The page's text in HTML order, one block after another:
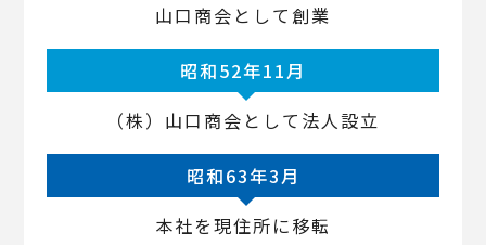
山口商会として創業
昭和52年11月
（株）山口商会として法人設立
昭和63年3月
本社を現住所に移転